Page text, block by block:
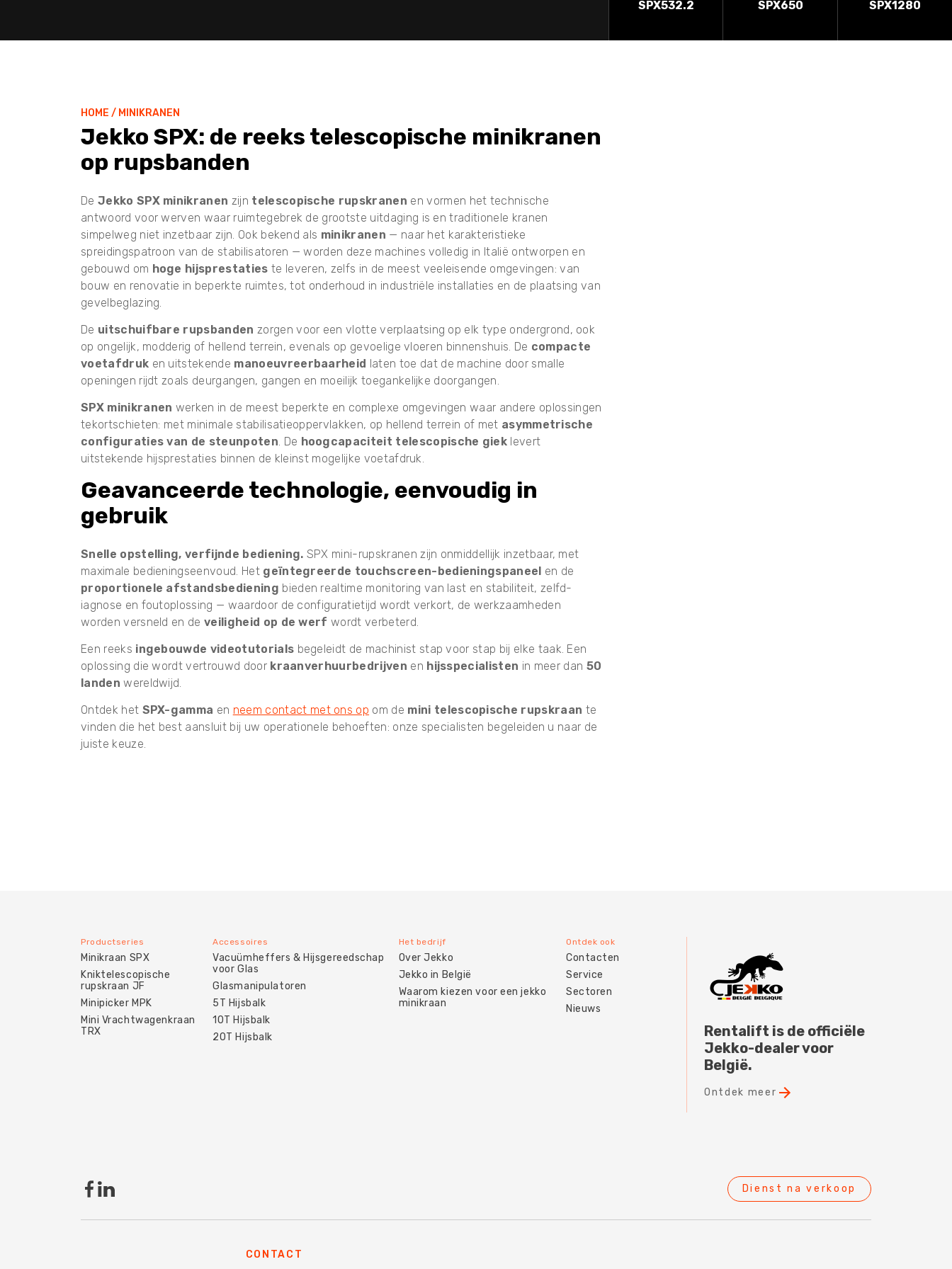
SPX532.2 SPX650 SPX1280
HOME / MINIKRANEN
Jekko SPX: de reeks telescopische minikranen
op rupsbanden
De Jekko SPX minikranen zijn telescopische rupskranen en vormen het technische
antwoord voor werven waar ruimtegebrek de grootste uitdaging is en traditionele kranen
simpelweg niet inzetbaar zijn. Ook bekend als minikranen — naar het karakteristieke
spreidingspatroon van de stabilisatoren — worden deze machines volledig in Italië ontworpen en
gebouwd om hoge hijsprestaties te leveren, zelfs in de meest veeleisende omgevingen: van
bouw en renovatie in beperkte ruimtes, tot onderhoud in industriële installaties en de plaatsing van
gevelbeglazing.
De uitschuifbare rupsbanden zorgen voor een vlotte verplaatsing op elk type ondergrond, ook
op ongelijk, modderig of hellend terrein, evenals op gevoelige vloeren binnenshuis. De compacte
voetafdruk en uitstekende manoeuvreerbaarheid laten toe dat de machine door smalle
openingen rijdt zoals deurgangen, gangen en moeilijk toegankelijke doorgangen.
SPX minikranen werken in de meest beperkte en complexe omgevingen waar andere oplossingen
tekortschieten: met minimale stabilisatieoppervlakken, op hellend terrein of met asymmetrische
configuraties van de steunpoten. De hoogcapaciteit telescopische giek levert
uitstekende hijsprestaties binnen de kleinst mogelijke voetafdruk.
Geavanceerde technologie, eenvoudig in
gebruik
Snelle opstelling, verfijnde bediening. SPX mini-rupskranen zijn onmiddellijk inzetbaar, met
maximale bedieningseenvoud. Het geïntegreerde touchscreen-bedieningspaneel en de
proportionele afstandsbediening bieden realtime monitoring van last en stabiliteit, zelfd­
iagnose en foutoplossing — waardoor de configuratietijd wordt verkort, de werkzaamheden
worden versneld en deveiligheid op de werf wordt verbeterd.
Een reeks ingebouwde videotutorials begeleidt de machinist stap voor stap bij elke taak. Een
oplossing die wordt vertrouwd door kraanverhuurbedrijven en hijsspecialisten in meer dan 50
landen wereldwijd.
Ontdek het SPX-gamma en neem contact met ons op om de mini telescopische rupskraan te
vinden die het best aansluit bij uw operationele behoeften: onze specialisten begeleiden u naar de
juiste keuze.
Productseries
Minikraan SPX
Kniktelescopische
rupskraan JF
Minipicker MPK
Mini Vrachtwagenkraan
TRX
Accessoires
Vacuümheffers & Hijsgereedschap
voor Glas
Glasmanipulatoren
5T Hijsbalk
10T Hijsbalk
20T Hijsbalk
Het bedrijf
Over Jekko
Jekko in België
Waarom kiezen voor een jekko
minikraan
Ontdek ook
Contacten
Service
Sectoren
Nieuws
Rentalift is de officiële
Jekko-dealer voor
België.
Ontdek meer
Dienst na verkoop
CONTACT